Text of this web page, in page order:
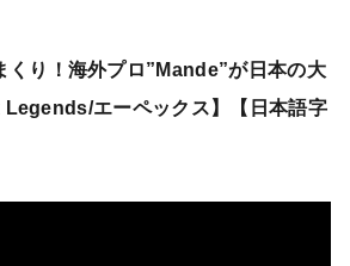
くり！海外プロ”Mande”が日本の大
エーペックス】【日本語字